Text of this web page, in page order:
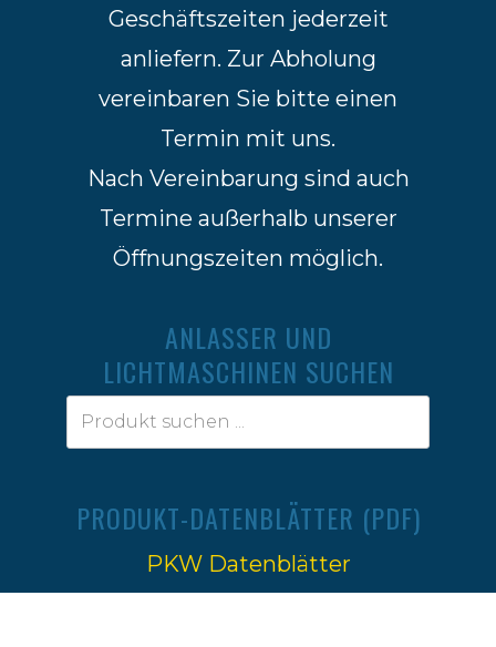
Geschäftszeiten jederzeit
anliefern. Zur Abholung
vereinbaren Sie bitte einen
Termin mit uns.
Nach Vereinbarung sind auch
Termine außerhalb unserer
Öffnungszeiten möglich.
ANLASSER UND
LICHTMASCHINEN SUCHEN
PRODUKT-DATENBLÄTTER (PDF)
PKW Datenblätter